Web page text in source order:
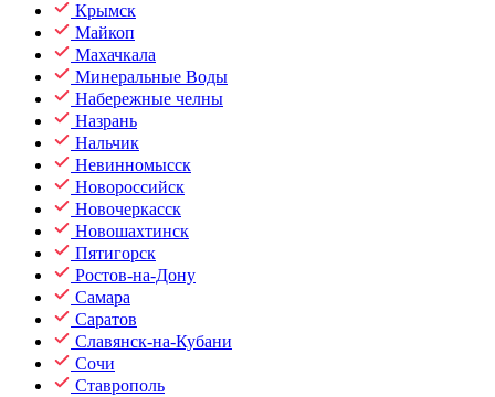
Крымск
Майкоп
Махачкала
Минеральные Воды
Набережные челны
Назрань
Нальчик
Невинномысск
Новороссийск
Новочеркасск
Новошахтинск
Пятигорск
Ростов-на-Дону
Самара
Саратов
Славянск-на-Кубани
Сочи
Ставрополь